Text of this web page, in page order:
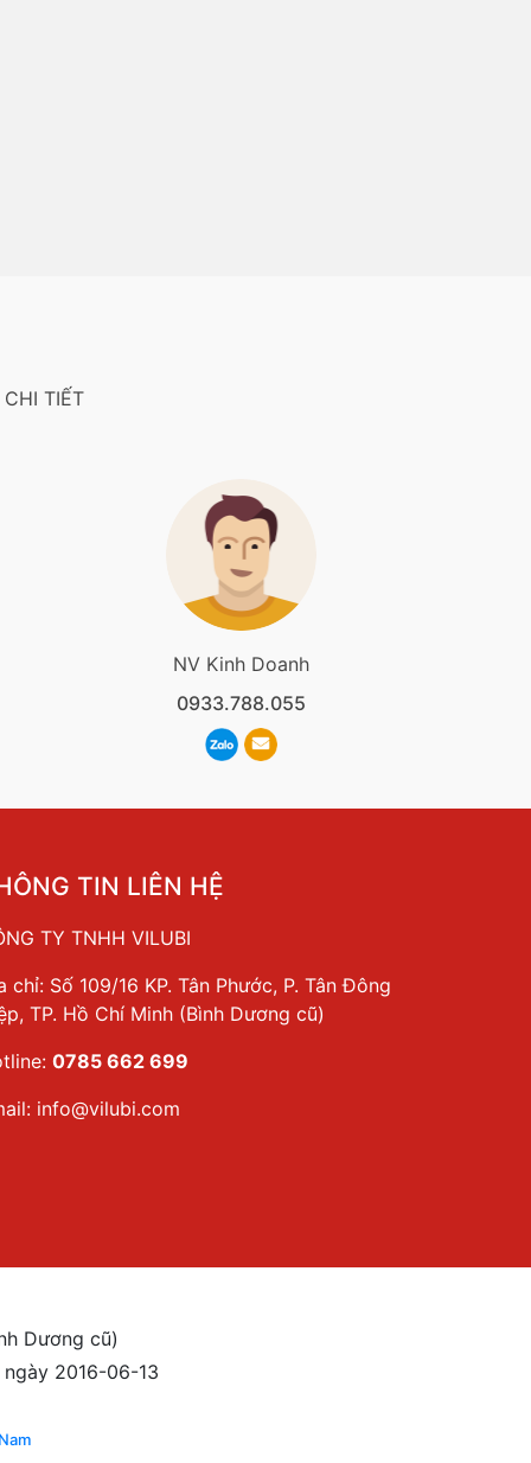
TIẾT
NV Kinh Doanh
0933.788.055
TIN LIÊN HỆ
TY TNHH VILUBI
chỉ: Số 109/16 KP. Tân Phước, P. Tân Đông
TP. Hồ Chí Minh (Bình Dương cũ)
0785 662 699
info@vilubi.com
Dương cũ)
2016-06-13